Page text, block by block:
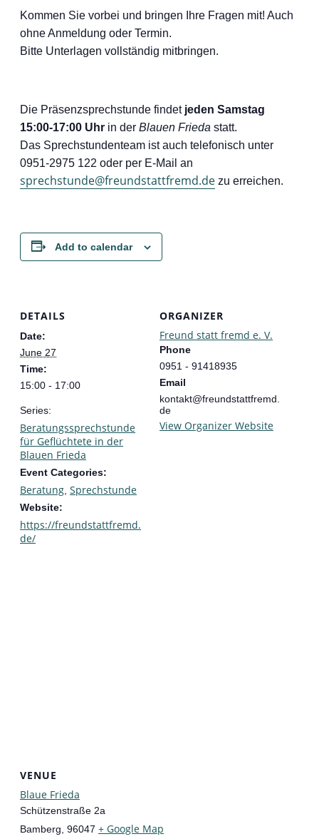
Kommen Sie vorbei und bringen Ihre Fragen mit! Auch
ohne Anmeldung oder Termin.
Bitte Unterlagen vollständig mitbringen.
Die Präsenzsprechstunde findet jeden Samstag
15:00-17:00 Uhr in der Blauen Frieda statt.
Das Sprechstundenteam ist auch telefonisch unter
0951-2975 122 oder per E-Mail an
sprechstunde@freundstattfremd.de zu erreichen.
Add to calendar
DETAILS
Date:
June 27
Time:
15:00 - 17:00
Series:
Beratungssprechstunde
für Geflüchtete in der
Blauen Frieda
Event Categories:
Beratung Sprechstunde
Website:
https://freundstattfremd.
de/
ORGANIZER
Freund statt fremd e. V.
Phone
0951 - 91418935
Email
kontakt@freundstattfremd.
de
View Organizer Website
VENUE
Blaue Frieda
Schützenstraße 2a
Bamberg 96047 + Google Map